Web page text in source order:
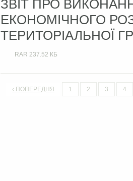
ЗВІТ ПРО
ЕКОНОМІЧНОГО
ТЕРИТОРІАЛЬНОЇ
RAR 237.52 КБ
‹ ПОПЕРЕДНЯ 1 2 3 4